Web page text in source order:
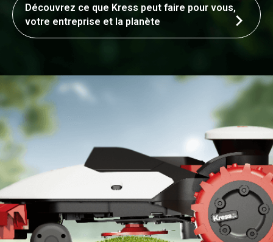
Découvrez ce que Kress peut faire pour vous,
votre entreprise et la planète